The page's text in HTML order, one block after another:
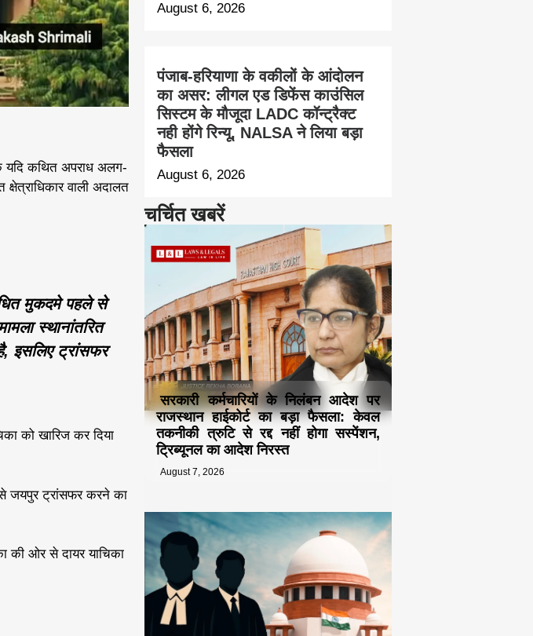
August 6, 2026
पंजाब-हरियाणा के वकीलों के आंदोलन
का असर: लीगल एड डिफेंस काउंसिल
सिस्टम के मौजूदा LADC कॉन्ट्रैक्ट
नही होंगे रिन्यू, NALSA ने लिया बड़ा
फैसला
August 6, 2026
चर्चित खबरें
सरकारी कर्मचारियों के निलंबन आदेश पर
राजस्थान हाईकोर्ट का बड़ा फैसला: केवल
तकनीकी त्रुटि से रद्द नहीं होगा सस्पेंशन,
ट्रिब्यूनल का आदेश निरस्त
August 7, 2026
यदि कथित अपराध अलग-
वाली अदालत
मुकदमे पहले से
स्थानांतरित
इसलिए ट्रांसफर
को खारिज कर दिया
जयपुर ट्रांसफर करने का
की ओर से दायर याचिका